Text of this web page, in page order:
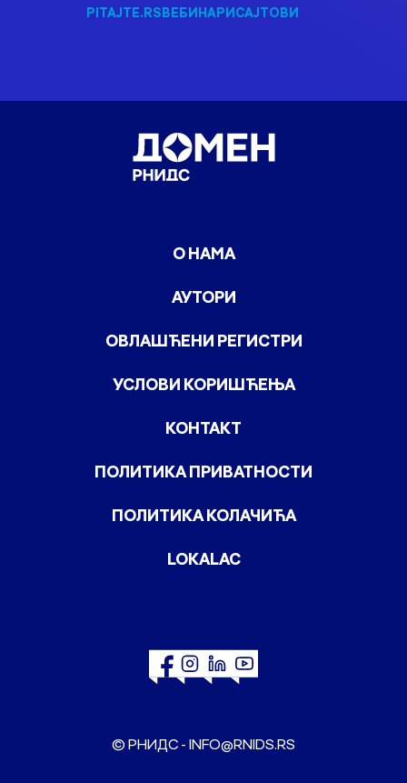
PITAJTE.RSВЕБИНАРИСАЈТОВИ
О НАМА
АУТОРИ
ОВЛАШЋЕНИ РЕГИСТРИ
УСЛОВИ КОРИШЋЕЊА
КОНТАКТ
ПОЛИТИКА ПРИВАТНОСТИ
ПОЛИТИКА КОЛАЧИЋА
LOKALAC
© РНИДС - INFO@RNIDS.RS